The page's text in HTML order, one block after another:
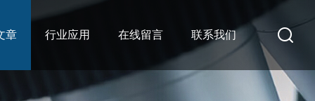
章 行业应用 在线留言 联系我们